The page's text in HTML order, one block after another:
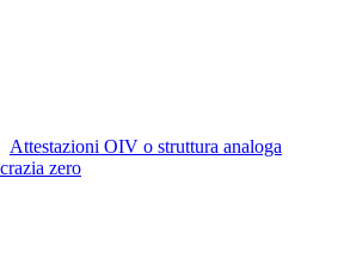
Attestazioni OIV o struttura analoga
zero